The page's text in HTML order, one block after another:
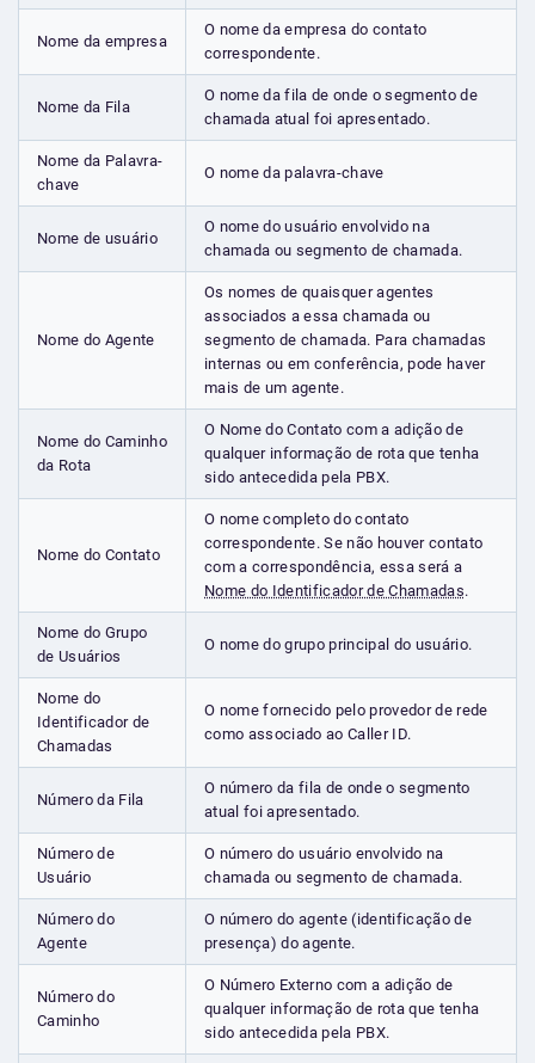
Nome da empresa
O nome da empresa do contato
correspondente.
Nome da Fila
O nome da fila de onde o segmento de
chamada atual foi apresentado.
Nome da Palavra-
chave
O nome da palavra-chave
Nome de usuário
O nome do usuário envolvido na
chamada ou segmento de chamada.
Nome do Agente
Os nomes de quaisquer agentes
associados a essa chamada ou
segmento de chamada. Para chamadas
internas ou em conferência, pode haver
mais de um agente.
Nome do Caminho
da Rota
O Nome do Contato com a adição de
qualquer informação de rota que tenha
sido antecedida pela PBX.
Nome do Contato
O nome completo do contato
correspondente. Se não houver contato
com a correspondência, essa será a
Nome do Identificador de Chamadas.
Nome do Grupo
de Usuários
O nome do grupo principal do usuário.
Nome do
Identificador de
Chamadas
O nome fornecido pelo provedor de rede
como associado ao Caller ID.
Número da Fila
O número da fila de onde o segmento
atual foi apresentado.
Número de
Usuário
O número do usuário envolvido na
chamada ou segmento de chamada.
Número do
Agente
O número do agente (identificação de
presença) do agente.
Número do
Caminho
O Número Externo com a adição de
qualquer informação de rota que tenha
sido antecedida pela PBX.